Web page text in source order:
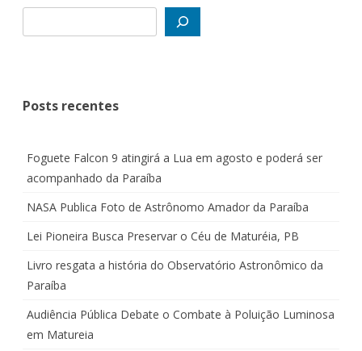
Posts recentes
Foguete Falcon 9 atingirá a Lua em agosto e poderá ser
acompanhado da Paraíba
NASA Publica Foto de Astrônomo Amador da Paraíba
Lei Pioneira Busca Preservar o Céu de Maturéia, PB
Livro resgata a história do Observatório Astronômico da
Paraíba
Audiência Pública Debate o Combate à Poluição Luminosa
em Matureia